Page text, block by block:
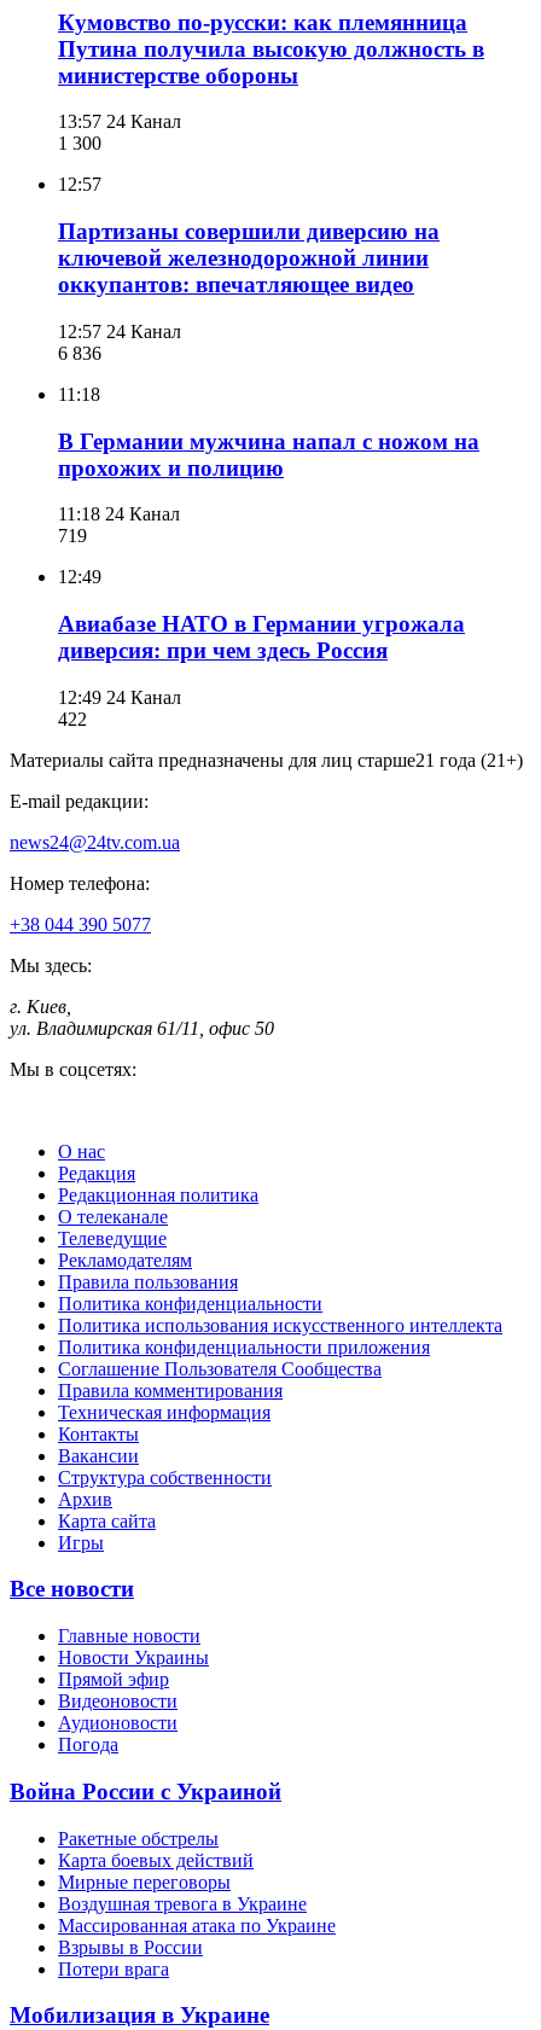
Кумовство по-русски: как племянница
Путина получила высокую должность в
министерстве обороны
13:57 24 Канал
1 300
12:57
Партизаны совершили диверсию на
ключевой железнодорожной линии
оккупантов: впечатляющее видео
12:57 24 Канал
6 836
11:18
В Германии мужчина напал с ножом на
прохожих и полицию
11:18 24 Канал
719
12:49
Авиабазе НАТО в Германии угрожала
диверсия: при чем здесь Россия
12:49 24 Канал
422
Материалы сайта предназначены для лиц старше21 года (21+)
E-mail редакции:
news24@24tv.com.ua
Номер телефона:
+38 044 390 5077
Мы здесь:
г. Киев
ул. Владимирская 61/11, офис 50
Мы в соцсетях:
О нас
Редакция
Редакционная политика
О телеканале
Телеведущие
Рекламодателям
Правила пользования
Политика конфиденциальности
Политика использования искусственного интеллекта
Политика конфиденциальности приложения
Соглашение Пользователя Сообщества
Правила комментирования
Техническая информация
Контакты
Вакансии
Структура собственности
Архив
Карта сайта
Игры
Все новости
Главные новости
Новости Украины
Прямой эфир
Видеоновости
Аудионовости
Погода
Война России с Украиной
Ракетные обстрелы
Карта боевых действий
Мирные переговоры
Воздушная тревога в Украине
Массированная атака по Украине
Взрывы в России
Потери врага
Мобилизация в Украине